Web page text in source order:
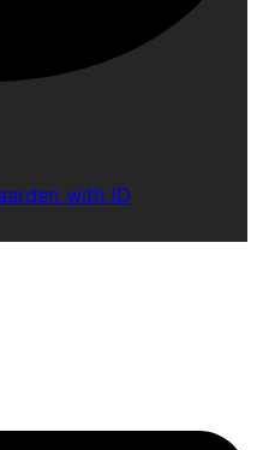
with ID